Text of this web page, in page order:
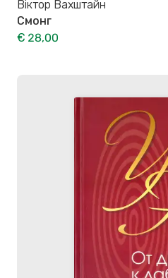
Віктор Вахштайн
Смонг
€ 28,00